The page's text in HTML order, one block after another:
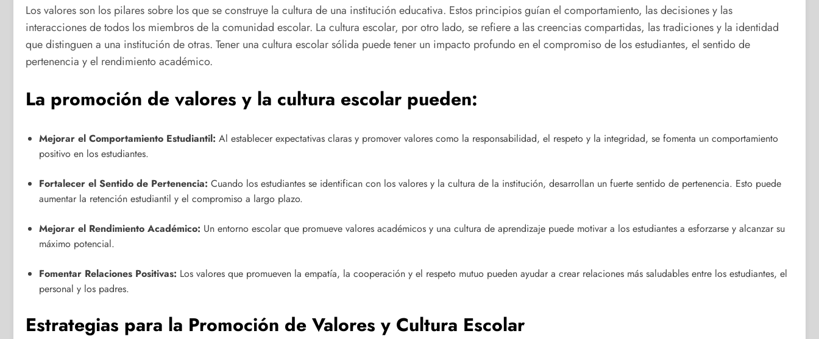
Los valores son los pilares sobre los que se construye la cultura de una institución educativa. Estos principios guían el comportamiento, las decisiones y las
interacciones de todos los miembros de la comunidad escolar. La cultura escolar, por otro lado, se refiere a las creencias compartidas, las tradiciones y la identidad
que distinguen a una institución de otras. Tener una cultura escolar sólida puede tener un impacto profundo en el compromiso de los estudiantes, el sentido de
pertenencia y el rendimiento académico.
La promoción de valores y la cultura escolar pueden:
Mejorar el Comportamiento Estudiantil: Al establecer expectativas claras y promover valores como la responsabilidad, el respeto y la integridad, se fomenta un comportamiento
positivo en los estudiantes.
Fortalecer el Sentido de Pertenencia: Cuando los estudiantes se identifican con los valores y la cultura de la institución, desarrollan un fuerte sentido de pertenencia. Esto puede
aumentar la retención estudiantil y el compromiso a largo plazo.
Mejorar el Rendimiento Académico: Un entorno escolar que promueve valores académicos y una cultura de aprendizaje puede motivar a los estudiantes a esforzarse y alcanzar su
máximo potencial.
Fomentar Relaciones Positivas: Los valores que promueven la empatía, la cooperación y el respeto mutuo pueden ayudar a crear relaciones más saludables entre los estudiantes, el
personal y los padres.
Estrategias para la Promoción de Valores y Cultura Escolar